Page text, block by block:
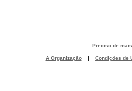
Preciso de
A Organização | Condições de